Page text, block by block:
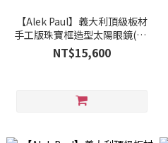
【Alek Paul】義大利頂級板材
手工版珠寶框造型太陽眼鏡(黑)
AP500301
NT$15,600